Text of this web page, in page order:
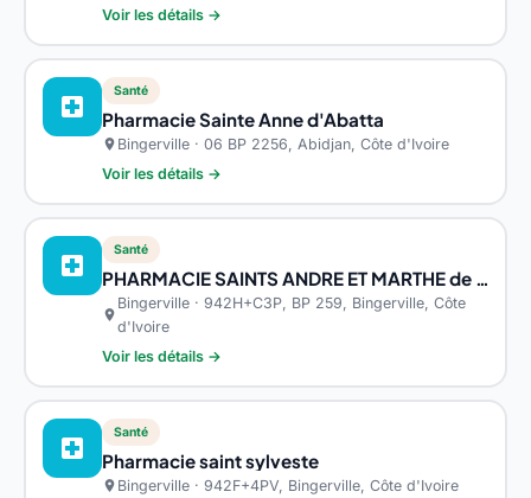
Voir les détails →
local_hospital
Santé
Pharmacie Sainte Anne d'Abatta
location_on Bingerville · 06 BP 2256, Abidjan, Côte d'Ivoire
Voir les détails →
local_hospital
Santé
PHARMACIE SAINTS ANDRE ET MARTHE de Bingerville
location_on
Bingerville · 942H+C3P, BP 259, Bingerville, Côte
d'Ivoire
Voir les détails →
local_hospital
Santé
Pharmacie saint sylveste
location_on Bingerville · 942F+4PV, Bingerville, Côte d'Ivoire